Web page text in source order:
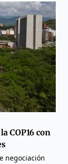
COP16 con
negociación